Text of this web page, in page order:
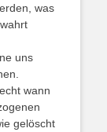
was
uns
wann
gelöscht